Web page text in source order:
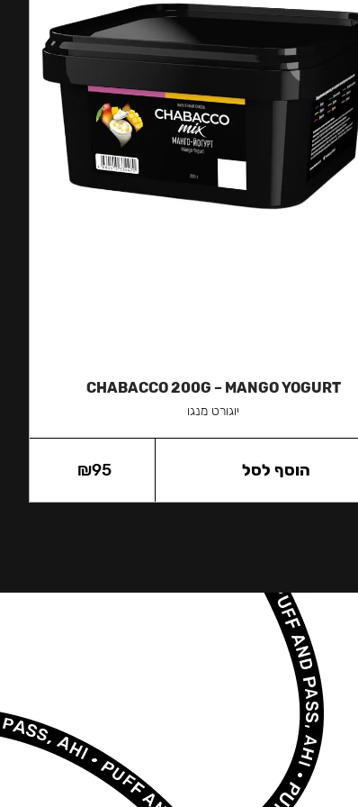
CHABACCO 200G – MANGO YOGURT
יוגורט מנגו
₪95 הוסף לסל